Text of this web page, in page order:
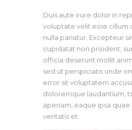
Duis aute irure dolor in
voluptate velit esse cillum
nulla pariatur. Excepteur
cupidatat non proident,
officia deserunt mollit
sed ut perspiciatis unde
error sit voluptatem
doloremque laudantium,
aperiam, eaque ipsa
veritatis et